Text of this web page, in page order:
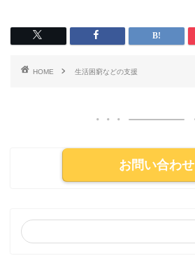
HOME 生活困窮などの支援
お問い合わせ